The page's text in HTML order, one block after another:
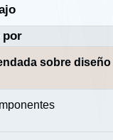
por
sobre